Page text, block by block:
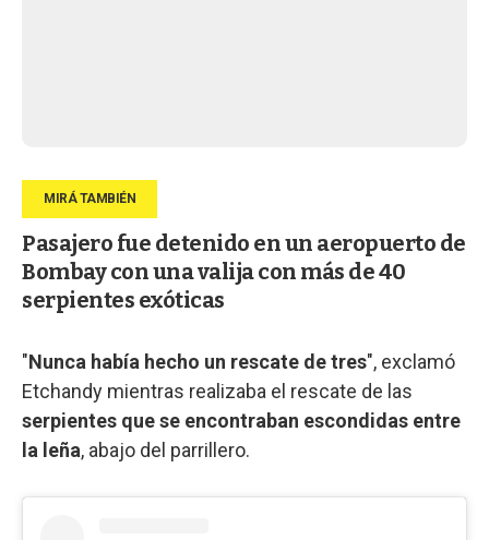
Pasajero fue detenido en un aeropuerto de
Bombay con una valija con más de 40
serpientes exóticas
"Nunca había hecho un rescate de tres", exclamó
Etchandy mientras realizaba el rescate de las
serpientes que se encontraban escondidas entre
la leña, abajo del parrillero.